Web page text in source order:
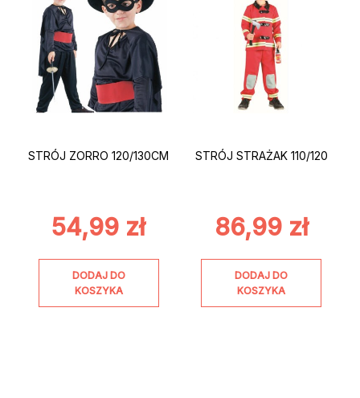
STRÓJ ZORRO 120/130CM
54,99 zł
DODAJ DO
KOSZYKA
STRÓJ STRAŻAK 110/120
86,99 zł
DODAJ DO
KOSZYKA